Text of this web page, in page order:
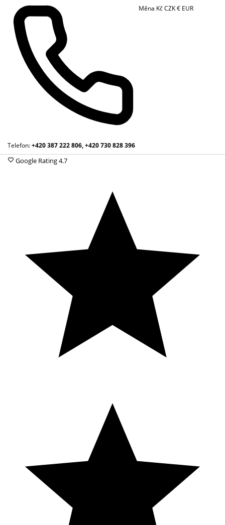
Telefon:+420 387 222 806, +420 730 828 396
Měna KčCZK€ EUR
Google Rating4.7